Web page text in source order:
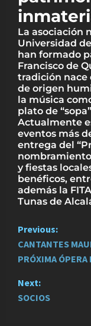
La asociación
Universidad
han formado
Francisco de
tradición nace
de origen
la música
plato de
Actualmente
eventos más
entrega del
y fiestas
benéficos,
además la
Tunas de
P
o
s
t
Previous:
CANTANTES
PRÓXIMA ÓPERA
Next:
SOCIOS